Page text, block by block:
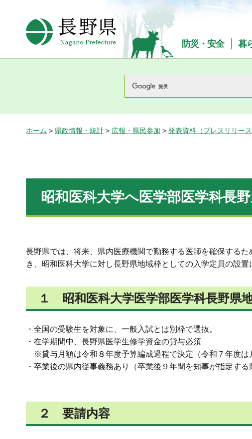
長野県Nagano Prefecture
防災・安全 暮
ホーム > 県政情報・統計 > 広報・県民参加 > 発表資料（プレスリリース
昭和医科大学へ医学部医学科長
長野県では、将来、県内医療機関で勤務する医師を確保する
き、昭和医科大学に対し長野県地域枠としての入学定員の設置
１ 昭和医科大学医学部医学科長野県
・全国の受験生を対象に、一般入試とは別枠で選抜。
・在学期間中、長野県医学生修学資金の貸与必須
※貸与月額は令和８年度予算編成過程で決定（令和７年度は
・卒業後の県内従事義務あり（卒業後９年間を知事が指定す
２ 要請内容